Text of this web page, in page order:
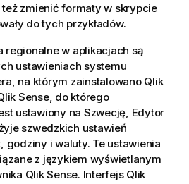
zmienić formaty w skrypcie
do tych przykładów.
regionalne w aplikacjach są
ustawieniach systemu
na którym zainstalowano Qlik
Sense, do którego
ustawiony na Szwecję, Edytor
szwedzkich ustawień
godziny i waluty. Te ustawienia
z językiem wyświetlanym
Qlik Sense. Interfejs Qlik